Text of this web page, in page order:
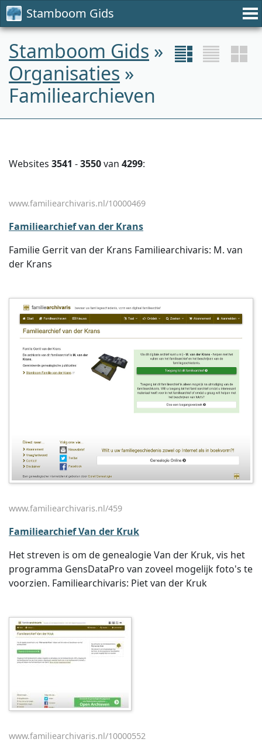
Stamboom Gids
Stamboom Gids »
Organisaties »
Familiearchieven
Websites 3541 -3550van 4299:
www.familiearchivaris.nl/10000469
Familiearchief van der Krans
Familie Gerrit van der Krans Familiearchivaris: M. van
der Krans
www.familiearchivaris.nl/459
Familiearchief Van der Kruk
Het streven is om de genealogie Van der Kruk, vis het
programma GensDataPro van zoveel mogelijk foto's te
voorzien. Familiearchivaris: Piet van der Kruk
www.familiearchivaris.nl/10000552